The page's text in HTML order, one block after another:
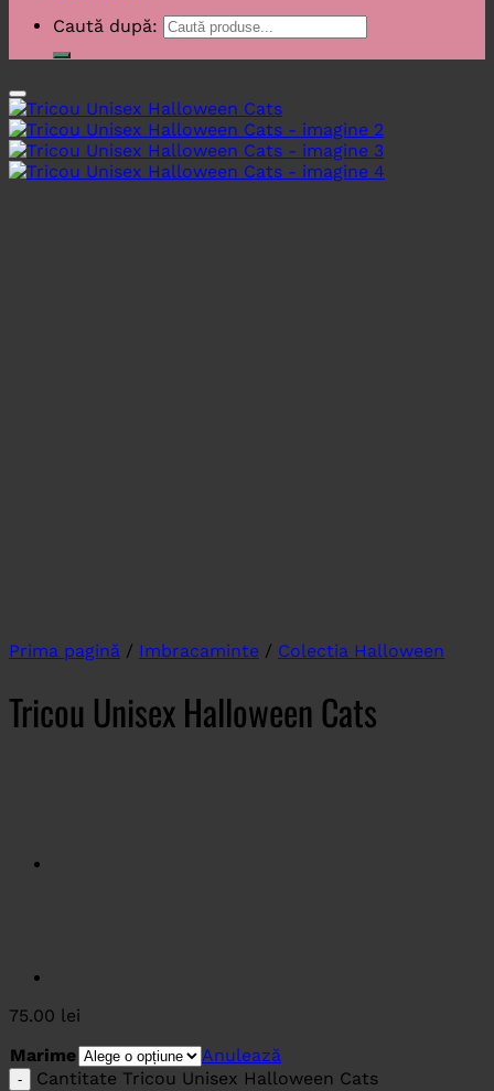
Caută după:
Prima pagină / Imbracaminte / Colectia Halloween
Tricou Unisex Halloween Cats
75.00 lei
Marime
Anulează
Cantitate Tricou Unisex Halloween Cats